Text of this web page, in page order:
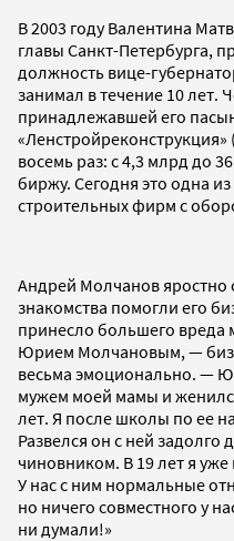
В 2003 году Валентина
главы Санкт-Петербурга,
должность вице-
занимал в течение 10 лет.
принадлежавшей его
восемь раз: с 4,3 млрд до
биржу. Сегодня это одна
строительных фирм с
Андрей Молчанов яростно
знакомства помогли его
принесло большего вреда
Юрием Молчановым, —
весьма эмоционально. —
мужем моей мамы и
лет. Я после школы по ее
Развелся он с ней задолго
чиновником. В 19 лет я
У нас с ним нормальные
но ничего совместного у
ни думали!»